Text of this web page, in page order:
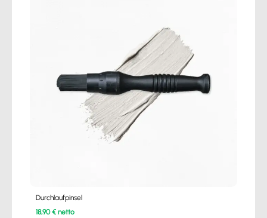
Durchlaufpinsel
18,90 € netto